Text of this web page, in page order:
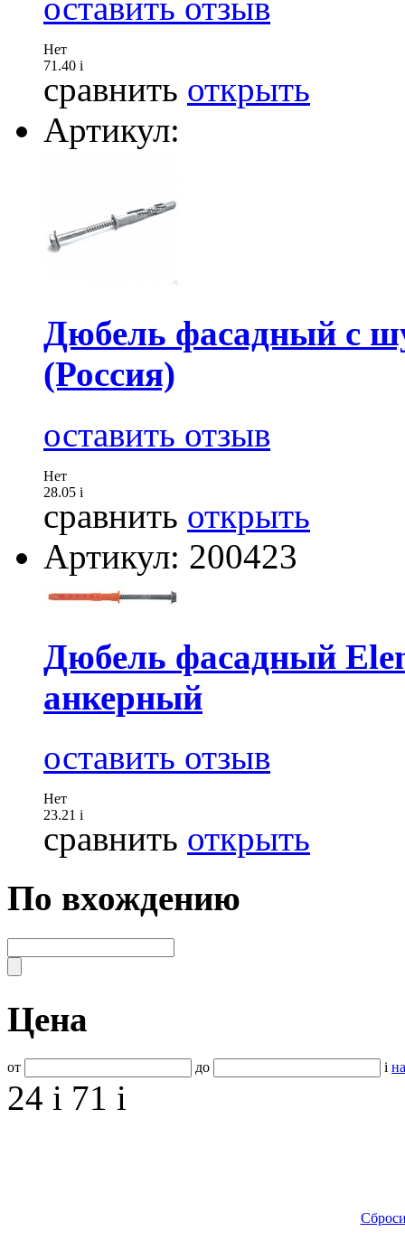
Нет
71.40 i
сравнить открыть
Артикул:
Дюбель фасадный с
(Россия)
оставить отзыв
Нет
28.05 i
сравнить открыть
Артикул: 200423
Дюбель фасадный
анкерный
оставить отзыв
Нет
23.21 i
сравнить открыть
По вхождению
Цена
от до i
24 i 71 i